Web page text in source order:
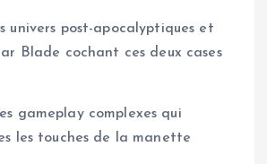
univers post-apocalyptiques et
Blade cochant ces deux cases
gameplay complexes qui
les touches de la manette